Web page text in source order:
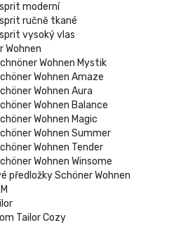
moderní
ručně tkané
vysoký vlas
Wohnen
Wohnen Mystik
Wohnen Amaze
Wohnen Aura
Wohnen Balance
Wohnen Magic
Wohnen Summer
Wohnen Tender
Wohnen Winsome
předložky Schöner Wohnen
Tailor Cozy